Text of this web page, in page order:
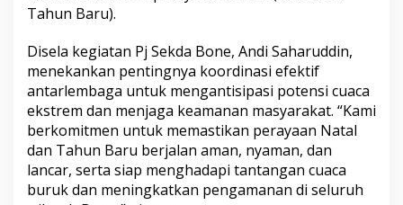
k
n
s
P
e
i
a
p
a
Tahun Baru).
Disela kegiatan Pj Sekda Bone, Andi Saharuddin,
menekankan pentingnya koordinasi efektif
antarlembaga untuk mengantisipasi potensi cuaca
ekstrem dan menjaga keamanan masyarakat. “Kami
berkomitmen untuk memastikan perayaan Natal
dan Tahun Baru berjalan aman, nyaman, dan
lancar, serta siap menghadapi tantangan cuaca
buruk dan meningkatkan pengamanan di seluruh